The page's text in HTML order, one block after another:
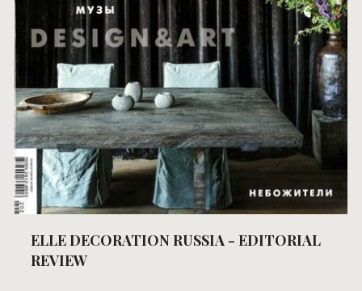
ELLE DECORATION RUSSIA - EDITORIAL
REVIEW